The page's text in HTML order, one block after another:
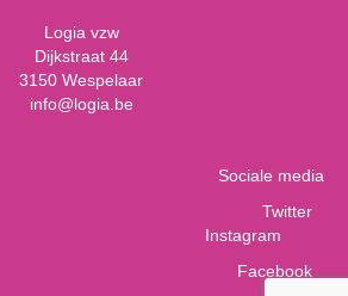
Logia vzw
Dijkstraat 44
3150 Wespelaar
info@logia.be
Sociale media
Twitter
Instagram
Facebook